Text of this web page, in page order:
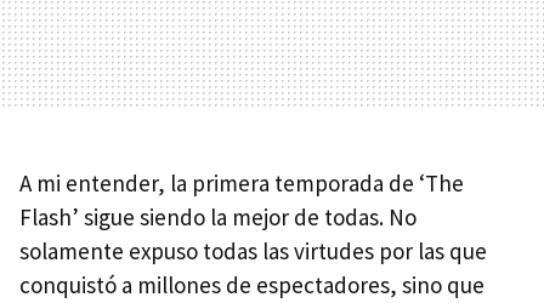
A mi entender, la primera temporada de ‘The
Flash’ sigue siendo la mejor de todas. No
solamente expuso todas las virtudes por las que
conquistó a millones de espectadores, sino que